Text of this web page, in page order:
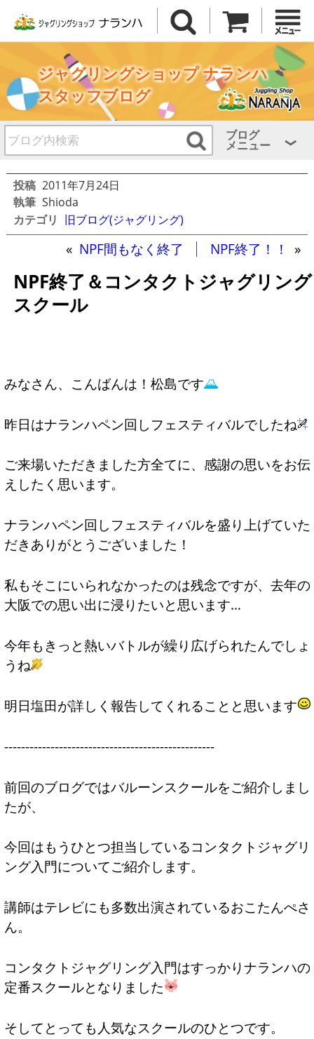
ジャグリングショップ ナランハ
スタッフブログ
ブログ
メニュー
投稿 2011年7月24日
執筆 Shioda
カテゴリ 旧ブログ(ジャグリング)
« NPF間もなく終了 NPF終了！！ »
NPF終了＆コンタクトジャグリング
スクール
みなさん、こんばんは！松島です
昨日はナランハペン回しフェスティバルでしたね
ご来場いただきました方全てに、感謝の思いをお伝
えしたく思います。
ナランハペン回しフェスティバルを盛り上げていた
だきありがとうございました！
私もそこにいられなかったのは残念ですが、去年の
大阪での思い出に浸りたいと思います…
今年もきっと熱いバトルが繰り広げられたんでしょ
うね
明日塩田が詳しく報告してくれることと思います
--------------------------------------------------
前回のブログではバルーンスクールをご紹介しまし
たが、
今回はもうひとつ担当しているコンタクトジャグリ
ング入門についてご紹介します。
講師はテレビにも多数出演されているおこたんぺさ
ん。
コンタクトジャグリング入門はすっかりナランハの
定番スクールとなりました
そしてとっても人気なスクールのひとつです。